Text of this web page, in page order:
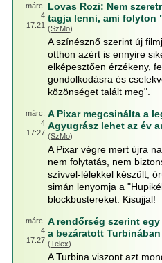
márc.
4
17:21
Lovas Rozi: Nem
tagja lenni, ami folyton
(SzMo)
A színésznő szerint új
otthon azért is ennyire
elképesztően érzékeny,
gondolkodásra és
közönséget talált meg".
márc.
4
17:27
A Pixar megcsinálta a
Agyugrász lehet az év
(SzMo)
A Pixar végre mert újra
nem folytatás, nem
szívvel-lélekkel készült,
simán lenyomja a
blockbustereket. Kisujjal!
márc.
4
17:27
A rendőrség szerint
a bezáratott Turbinában
(Telex)
A Turbina viszont azt